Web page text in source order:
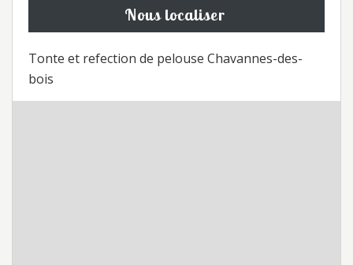
Nous localiser
Tonte et refection de pelouse Chavannes-des-
bois